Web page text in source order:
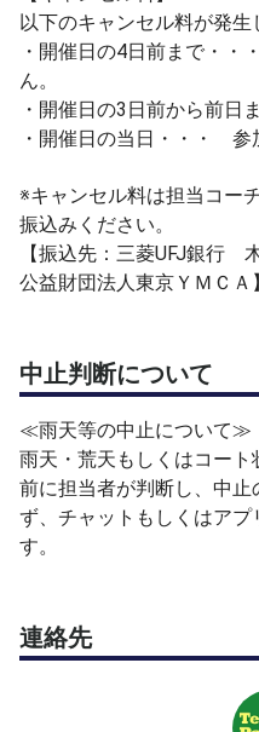
以下のキャンセル料が発生
・開催日の4日前まで・
ん。
・開催日の3日前から前
・開催日の当日・・・ 参
※キャンセル料は担当コー
振込みください。
【振込先：三菱UFJ銀
公益財団法人東京ＹＭＣＡ】
中止判断について
≪雨天等の中止につい
雨天・荒天もしくはコー
前に担当者が判断し、中
ず、チャットもしくはアプ
す。
連絡先